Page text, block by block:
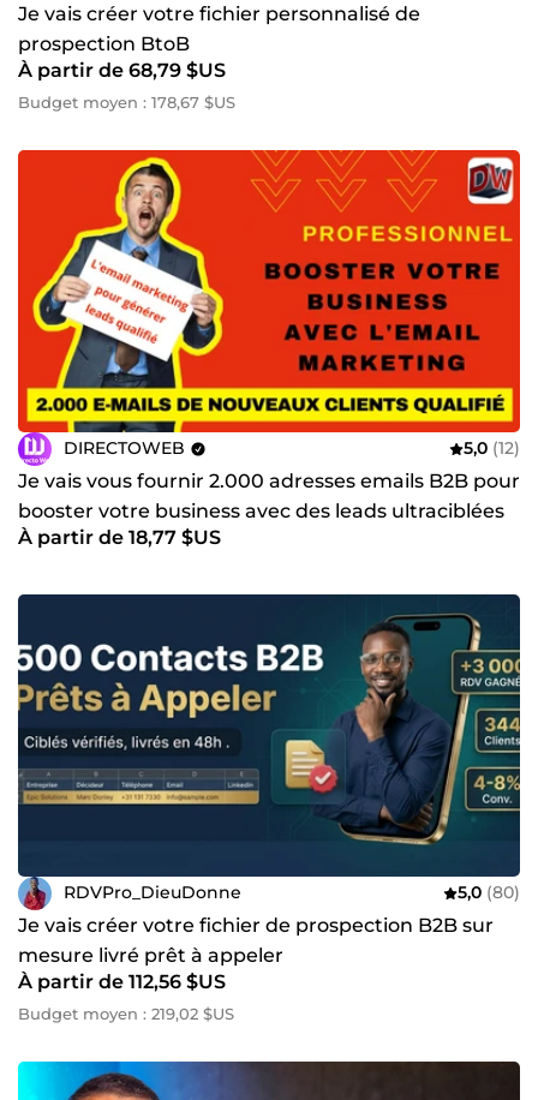
Je vais créer votre fichier personnalisé de
prospection BtoB
À partir de 68,79 $US
Budget moyen : 178,67 $US
DIRECTOWEB 5,0 (12)
Je vais vous fournir 2.000 adresses emails B2B pour
booster votre business avec des leads ultraciblées
À partir de 18,77 $US
RDVPro_DieuDonne 5,0 (80)
Je vais créer votre fichier de prospection B2B sur
mesure livré prêt à appeler
À partir de 112,56 $US
Budget moyen : 219,02 $US